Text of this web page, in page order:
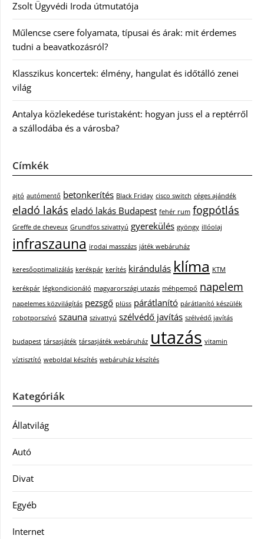
Zsolt Ügyvédi Iroda útmutatója
Műlencse csere folyamata, típusai és árak: mit érdemes
tudni a beavatkozásról?
Klasszikus koncertek: élmény, hangulat és időtálló zenei
világ
Antalya közlekedése turistaként: hogyan juss el a reptérről
a szállodába és a városba?
Címkék
ajtó autómentő betonkerítés Black Friday cisco switch céges ajándék
eladó lakás eladó lakás Budapest fehér rum fogpótlás
Greffe de cheveux Grundfos szivattyú gyerekülés gyöngy illóolaj
infraszauna irodai masszázs játék webáruház
keresőoptimalizálás kerékpár kerítés kirándulás klíma KTM
kerékpár légkondicionáló magyarországi utazás méhpempő napelem
napelemes közvilágítás pezsgő plüss párátlanító párátlanító készülék
robotporszívó szauna szivattyú szélvédő javítás szélvédő javítás
budapest társasjáték társasjáték webáruház utazás vitamin
víztisztító weboldal készítés webáruház készítés
Kategóriák
Állatvilág
Autó
Divat
Egyéb
Internet